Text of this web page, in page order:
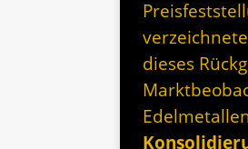
dieses